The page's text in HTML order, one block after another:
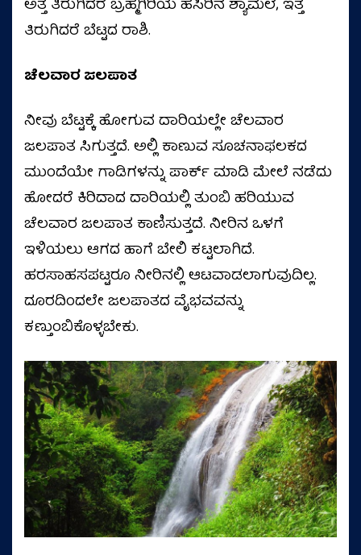
ಅತ್ತ ತಿರುಗಿದರೆ ಬ್ರಹ್ಮಗಿರಿಯ ಹಸಿರಿನ ಶ್ಯಾಮಲೆ, ಇತ್ತ
ತಿರುಗಿದರೆ ಬೆಟ್ಟದ ರಾಶಿ.
ಚೆಲವಾರ ಜಲಪಾತ
ನೀವು ಬೆಟ್ಟಕ್ಕೆ ಹೋಗುವ ದಾರಿಯಲ್ಲೇ ಚೆಲವಾರ
ಜಲಪಾತ ಸಿಗುತ್ತದೆ. ಅಲ್ಲಿ ಕಾಣುವ ಸೂಚನಾಫಲಕದ
ಮುಂದೆಯೇ ಗಾಡಿಗಳನ್ನು ಪಾರ್ಕ್ ಮಾಡಿ ಮೇಲೆ ನಡೆದು
ಹೋದರೆ ಕಿರಿದಾದ ದಾರಿಯಲ್ಲಿ ತುಂಬಿ ಹರಿಯುವ
ಚೆಲವಾರ ಜಲಪಾತ ಕಾಣಿಸುತ್ತದೆ. ನೀರಿನ ಒಳಗೆ
ಇಳಿಯಲು ಆಗದ ಹಾಗೆ ಬೇಲಿ ಕಟ್ಟಲಾಗಿದೆ.
ಹರಸಾಹಸಪಟ್ಟರೂ ನೀರಿನಲ್ಲಿ ಆಟವಾಡಲಾಗುವುದಿಲ್ಲ.
ದೂರದಿಂದಲೇ ಜಲಪಾತದ ವೈಭವವನ್ನು
ಕಣ್ತುಂಬಿಕೊಳ್ಳಬೇಕು.